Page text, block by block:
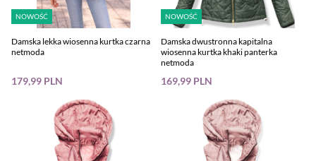
NOWOŚĆ
Damska lekka wiosenna kurtka czarna
netmoda
179,99 PLN
NOWOŚĆ
Damska dwustronna kapitalna
wiosenna kurtka khaki panterka
netmoda
169,99 PLN